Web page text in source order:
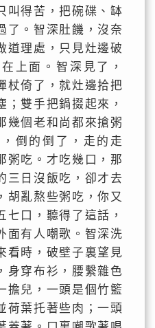
叫得苦，把碗碟、缽
了。智深肚饑，沒奈
道理處，只見灶邊破
上面。智深見了，
杖倚了，就灶邊拾把
；雙手把鍋掇起來，
幾個老和尚都來搶粥
倒的倒了，走的走
粥吃。才吃幾口，那
三日沒飯吃，卻才去
胡亂熬些粥吃，你又
七口，聽得了這話，
面有人嘲歌。智深洗
看時，破壁子裏望見
身穿布衫，腰繫雜色
擔兒，一頭是個竹籃
荷葉托著些肉；一頭